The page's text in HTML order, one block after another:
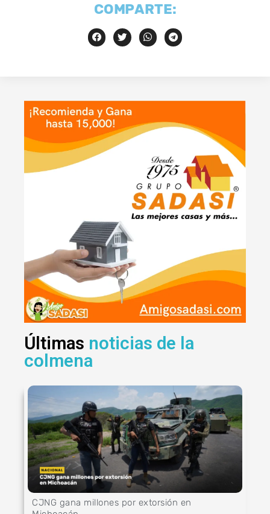
COMPARTE:
Últimas noticias de la
colmena
CJNG gana millones por extorsión en